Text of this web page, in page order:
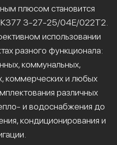
плюсом становится
К377 3-27-25/04Е/022Т2.
использовании
разного функционала:
коммунальных,
коммерческих и любых
различных
и водоснабжения до
кондиционирования и